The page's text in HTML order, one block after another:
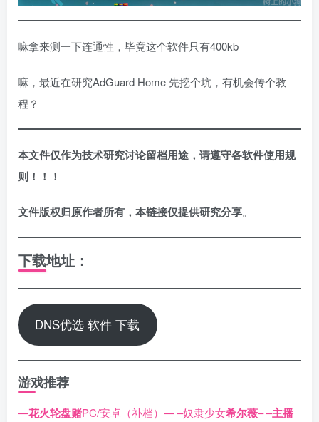
嘛拿来测一下连通性，毕竟这个软件只有400kb
嘛，最近在研究AdGuard Home 先挖个坑，有机会传个教
程？
本文件仅作为技术研究讨论留档用途，请遵守各软件使用规
则！！！
文件版权归原作者所有，本链接仅提供研究分享。
下载地址：
DNS优选 软件 下载
游戏推荐
—花火轮盘赌PC/安卓（补档）—–奴隶少女希尔薇––主播